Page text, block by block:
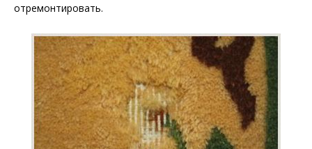
отремонтировать.